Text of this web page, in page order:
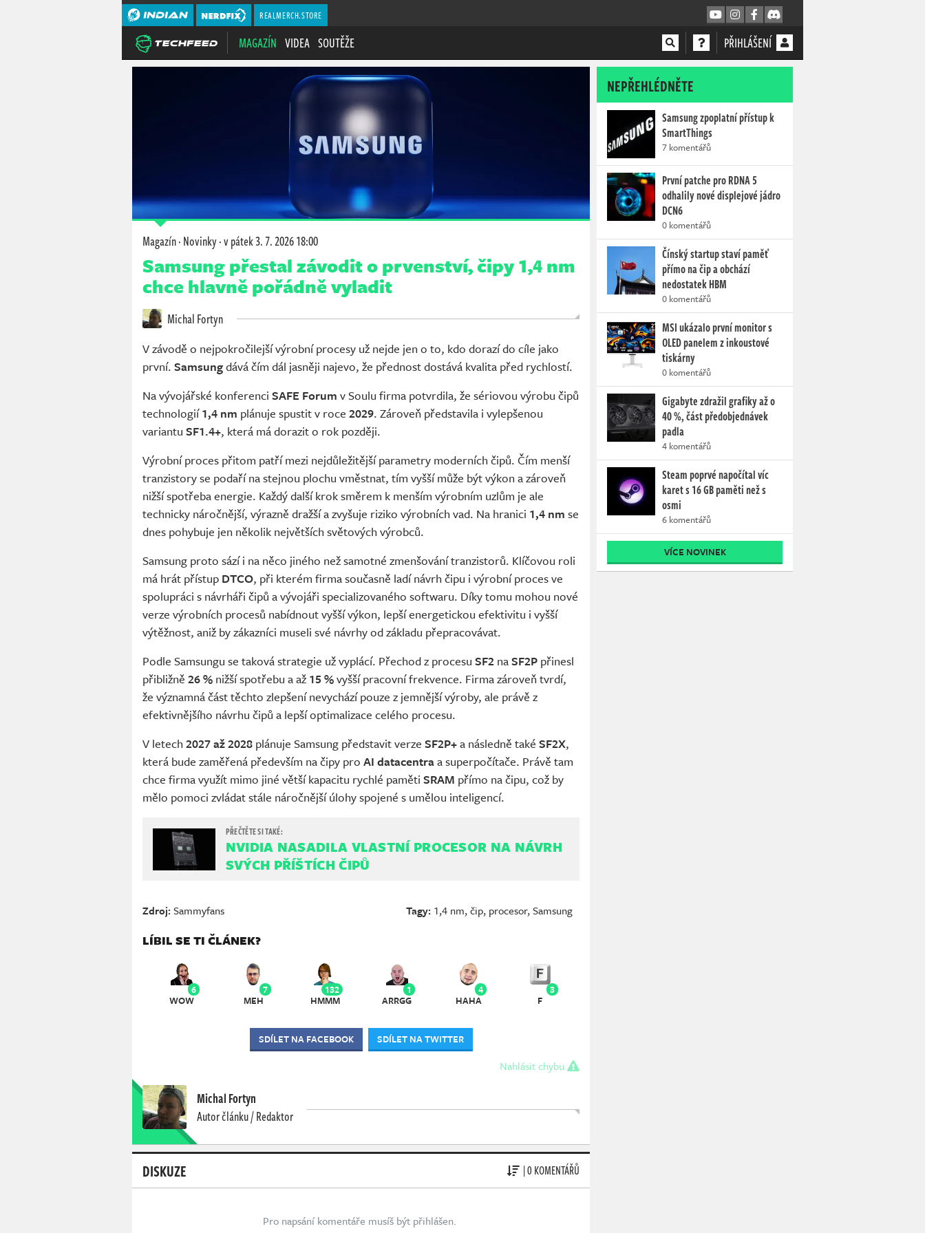
REALMERCH.STORE
MAGAZÍN VIDEA SOUTĚŽE PŘIHLÁŠENÍ
Magazín·Novinky·v pátek3. 7. 2026 18:00
Samsung přestal závodit o prvenství, čipy 1,4 nm
chce hlavně pořádně vyladit
Michal Fortyn
V závodě o nejpokročilejší výrobní procesy už nejde jen o to, kdo dorazí do cíle jako
první. Samsungdává čím dál jasněji najevo, že přednost dostává kvalita před rychlostí.
Na vývojářské konferenci SAFE Forum v Soulu firma potvrdila, že sériovou výrobu čipů
technologií1,4 nm plánuje spustit v roce 2029. Zároveň představila i vylepšenou
variantu SF1.4+, která má dorazit o rok později.
Výrobní proces přitom patří mezi nejdůležitější parametry moderních čipů. Čím menší
tranzistory se podaří na stejnou plochu vměstnat, tím vyšší může být výkon a zároveň
nižší spotřeba energie. Každý další krok směrem k menším výrobním uzlům je ale
technicky náročnější, výrazně dražší a zvyšuje riziko výrobních vad. Na hranici 1,4 nm se
dnes pohybuje jen několik největších světových výrobců.
Samsung proto sází i na něco jiného než samotné zmenšování tranzistorů. Klíčovou roli
má hrát přístup DTCO, při kterém firma současně ladí návrh čipu i výrobní proces ve
spolupráci s návrháři čipů a vývojáři specializovaného softwaru. Díky tomu mohou nové
verze výrobních procesů nabídnout vyšší výkon, lepší energetickou efektivitu i vyšší
výtěžnost, aniž by zákazníci museli své návrhy od základu přepracovávat.
Podle Samsungu se taková strategie už vyplácí. Přechod z procesu SF2 naSF2P přinesl
přibližně 26 % nižší spotřebu a až 15 %vyšší pracovní frekvence. Firma zároveň tvrdí,
že významná část těchto zlepšení nevychází pouze z jemnější výroby, ale právě z
efektivnějšího návrhu čipů a lepší optimalizace celého procesu.
V letech 2027 až 2028 plánuje Samsung představit verze SF2P+a následně také SF2X,
která bude zaměřená především na čipy pro AI datacentraa superpočítače. Právě tam
chce firma využít mimo jiné větší kapacitu rychlé paměti SRAM přímo na čipu, což by
mělo pomoci zvládat stále náročnější úlohy spojené s umělou inteligencí.
NVIDIA NASADILA VLASTNÍ PROCESOR NA NÁVRH
SVÝCH PŘÍŠTÍCH ČIPŮ
Zdroj:Sammyfans Tagy: 1,4 nm,čip, procesor,Samsung
LÍBIL SE TI ČLÁNEK?
6
WOW
7
MEH
132
HMMM
1
ARRGG
4
HAHA
3
F
SDÍLET NA FACEBOOK SDÍLET NA TWITTER
Nahlásit chybu
Michal Fortyn
Autor článku / Redaktor
DISKUZE | 0 KOMENTÁŘŮ
Pro napsání komentáře musíš být přihlášen.
NEPŘEHLÉDNĚTE
Samsung zpoplatní přístup k
SmartThings
7 komentářů
První patche pro RDNA 5
odhalily nové displejové jádro
DCN6
0 komentářů
Čínský startup staví paměť
přímo na čip a obchází
nedostatek HBM
0 komentářů
MSI ukázalo první monitor s
OLED panelem z inkoustové
tiskárny
0 komentářů
Gigabyte zdražil grafiky až o
40 %, část předobjednávek
padla
4 komentářů
Steam poprvé napočítal víc
karet s 16 GB paměti než s
osmi
6 komentářů
VÍCE NOVINEK